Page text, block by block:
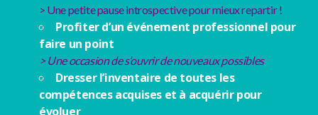
> Une petite pause introspective pour mieux repartir !
Profiter d’un événement professionnel pour
faire un point
> Une occasion de s’ouvrir de nouveaux possibles
Dresser l’inventaire de toutes les
compétences acquises et à acquérir pour
évoluer